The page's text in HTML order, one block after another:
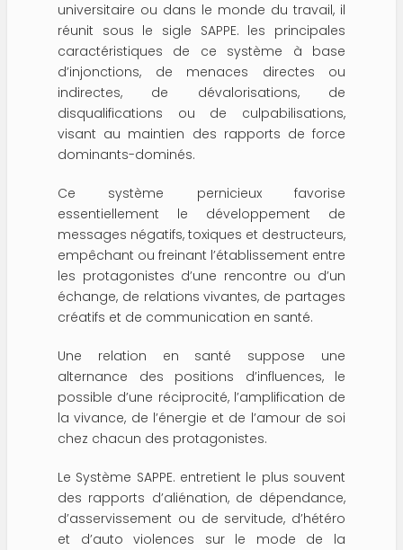
universitaire ou dans le monde du travail, il
réunit sous le sigle SAPPE. les principales
caractéristiques de ce système à base
d’injonctions, de menaces directes ou
indirectes, de dévalorisations, de
disqualifications ou de culpabilisations,
visant au maintien des rapports de force
dominants-dominés.
Ce système pernicieux favorise
essentiellement le développement de
messages négatifs, toxiques et destructeurs,
empêchant ou freinant l’établissement entre
les protagonistes d’une rencontre ou d’un
échange, de relations vivantes, de partages
créatifs et de communication en santé.
Une relation en santé suppose une
alternance des positions d’influences, le
possible d’une réciprocité, l’amplification de
la vivance, de l’énergie et de l’amour de soi
chez chacun des protagonistes.
Le Système SAPPE. entretient le plus souvent
des rapports d’aliénation, de dépendance,
d’asservissement ou de servitude, d’hétéro
et d’auto violences sur le mode de la